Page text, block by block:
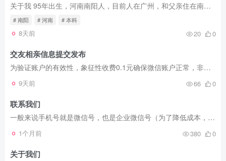
关于我 95年出生，河南南阳人，目前人在广州，和父亲住在南岗老小区，环境安静。身高170，体重在65-69kg之间浮动（阿福的体重秤不太准，哈哈）。近视但不严重，没学车，怕祸害别人。 收入一万多...
# 南阳 # 河南 # 本科
8天前 20 0
交友相亲信息提交发布
为验证账户的有效性，象征性收费0.1元确保微信账户正常，非无实名，无法支付的涉诈微信。
9天前 66 0
联系我们
一般来说手机号就是微信号，也是企业微信号（为了降低成本，企业微信不再添加好友）。 对违规内容投诉举报： 投诉电话：13697425468 投诉邮箱：neirong@jinbufenzi.work 在线投诉：发起投诉 其...
1个月前 380 0
关于我们
没有账号？立即注册
登录密码
社交账号登录